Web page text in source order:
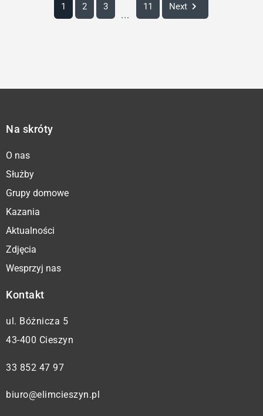
1 2 3
...
11 Next
Na skróty
O nas
Służby
Grupy domowe
Kazania
Aktualności
Zdjęcia
Wesprzyj nas
Kontakt
ul. Bóżnicza 5
43-400 Cieszyn
33 852 47 97
biuro@elimcieszyn.pl